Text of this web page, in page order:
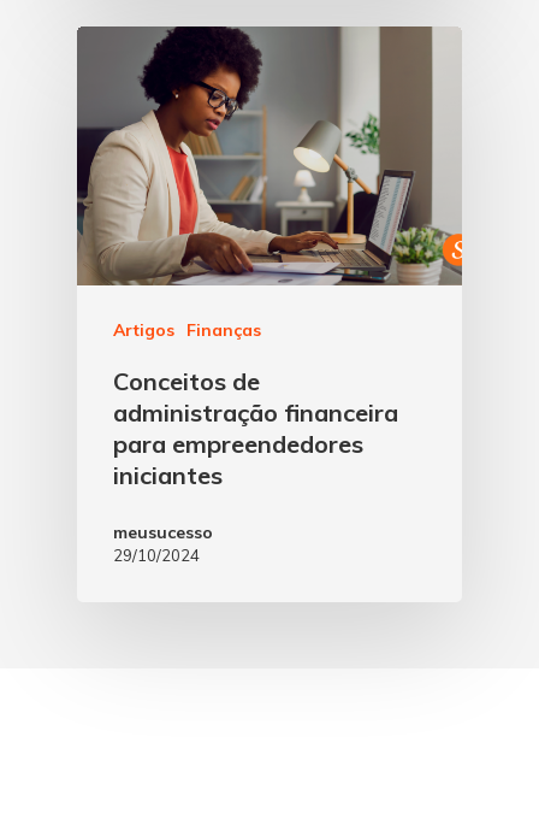
Artigos Finanças
Conceitos de
administração financeira
para empreendedores
iniciantes
meusucesso
29/10/2024